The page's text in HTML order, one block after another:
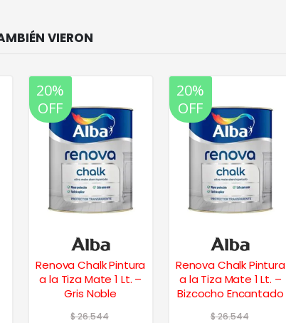
20%
OFF
Renova Chalk Pintura
a la Tiza Mate 1 Lt. –
Gris Noble
$26.544
20%
OFF
Renova Chalk Pintura
a la Tiza Mate 1 Lt. –
Bizcocho Encantado
$26.544